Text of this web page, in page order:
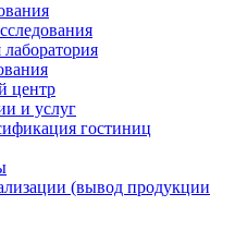
центр
и услуг
гостиниц
(вывод продукции